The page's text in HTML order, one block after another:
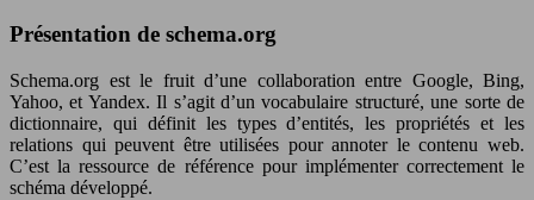
Présentation de schema.org
Schema.org est le fruit d’une collaboration entre Google, Bing,
Yahoo, et Yandex. Il s’agit d’un vocabulaire structuré, une sorte de
dictionnaire, qui définit les types d’entités, les propriétés et les
relations qui peuvent être utilisées pour annoter le contenu web.
C’est la ressource de référence pour implémenter correctement le
schéma développé.